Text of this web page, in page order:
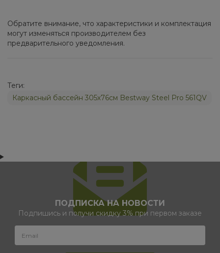
Обратите внимание, что характеристики и комплектация
могут изменяться производителем без
предварительного уведомления.
Теги:
Каркасный бассейн 305х76см Bestway Steel Pro 561QV
ПОДПИСКА НА НОВОСТИ
Подпишись и получи скидку 3% при первом заказе